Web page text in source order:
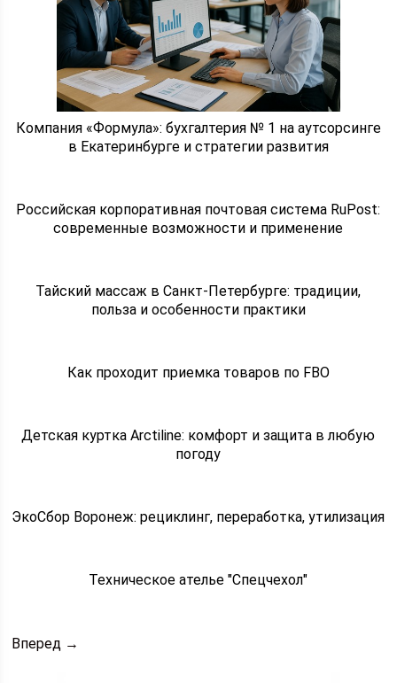
Компания «Формула»: бухгалтерия № 1 на аутсорсинге
в Екатеринбурге и стратегии развития
Российская корпоративная почтовая система RuPost:
современные возможности и применение
Тайский массаж в Санкт-Петербурге: традиции,
польза и особенности практики
Как проходит приемка товаров по FBO
Детская куртка Arctiline: комфорт и защита в любую
погоду
ЭкоСбор Воронеж: рециклинг, переработка, утилизация
Техническое ателье "Спецчехол"
Вперед →